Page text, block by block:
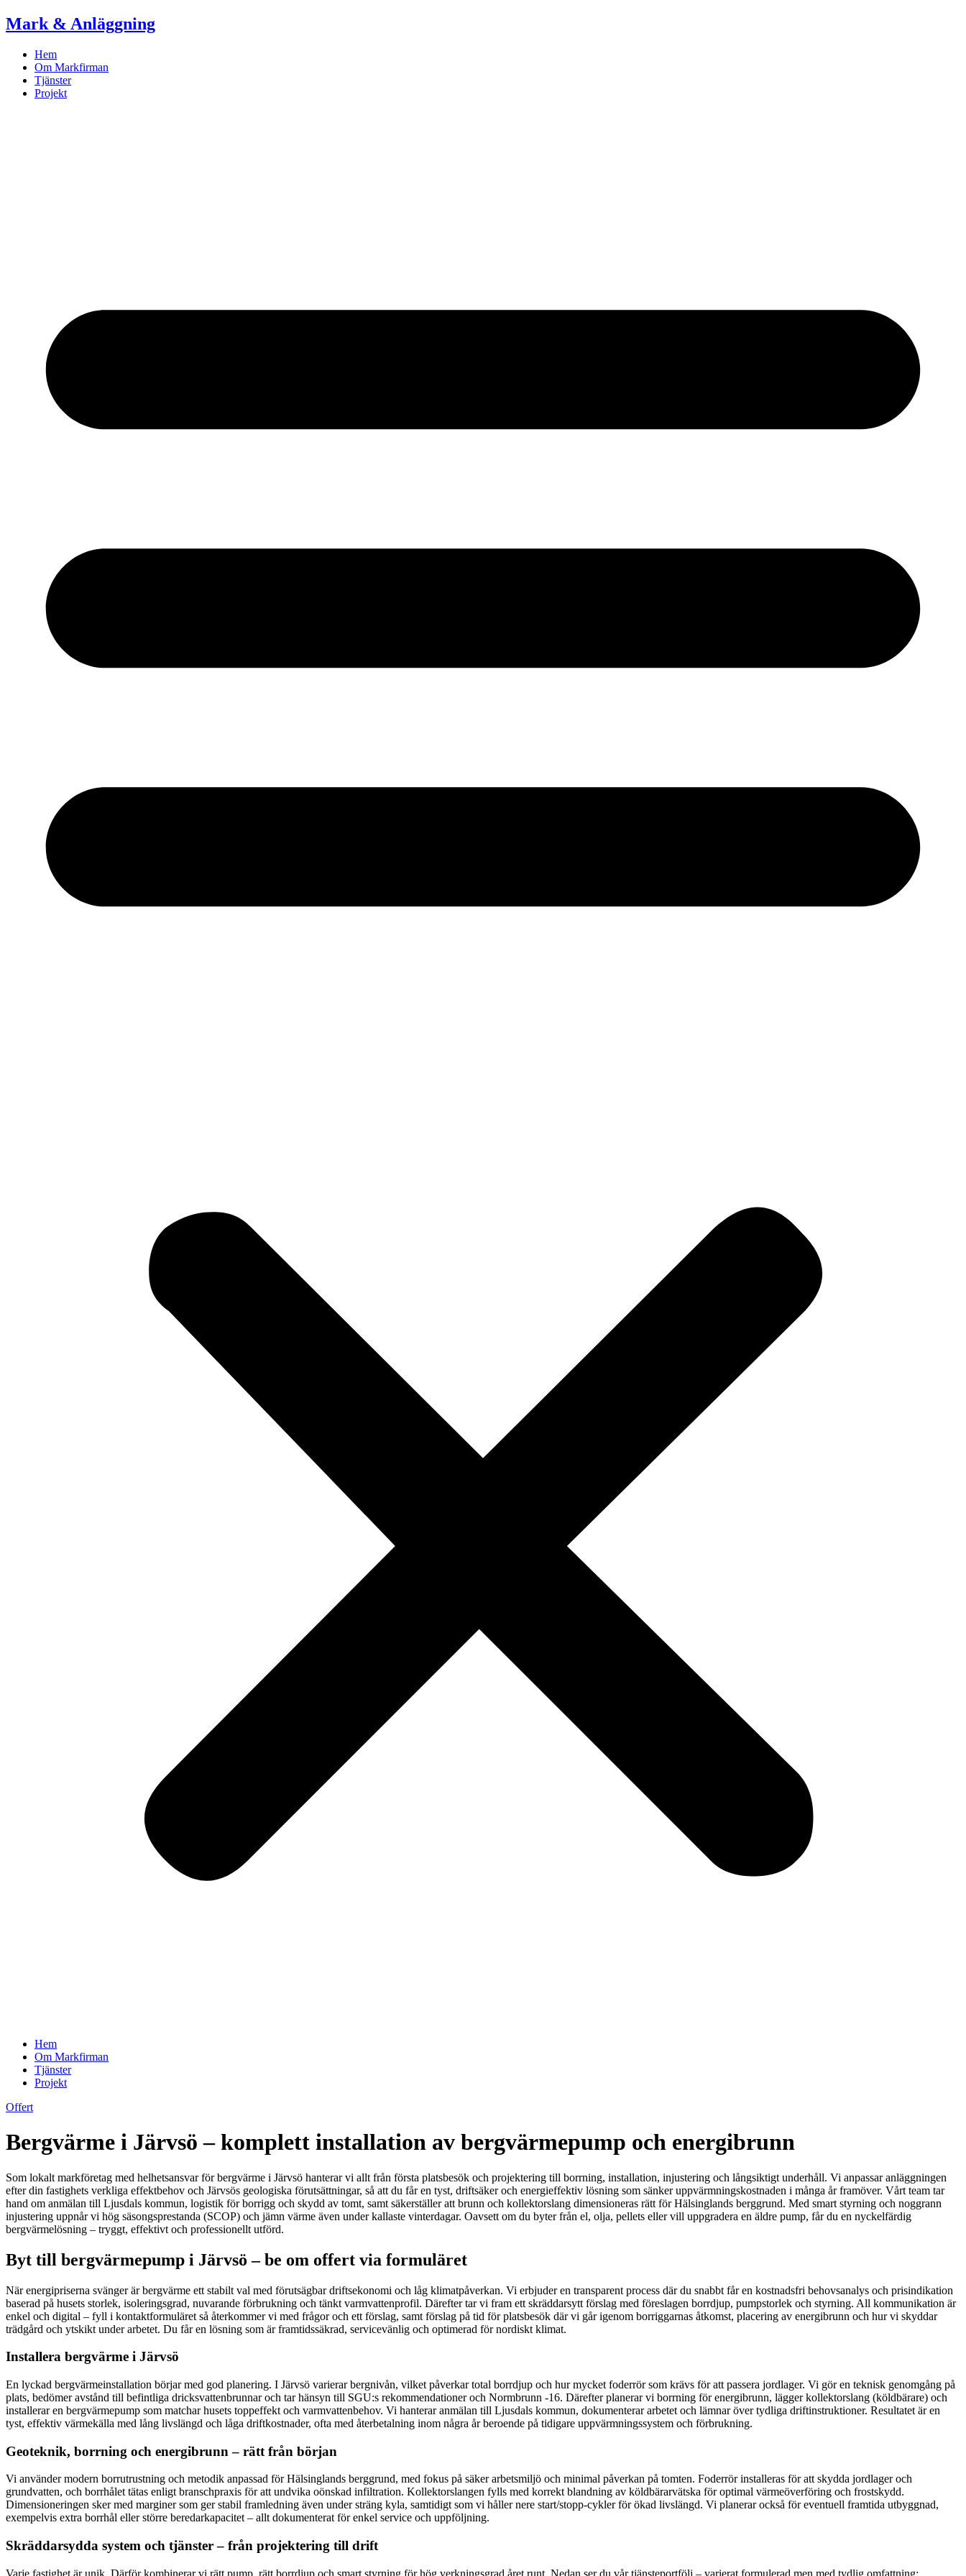
Skip
to
Mark & Anläggning
Hem
Om Markfirman
Tjänster
Projekt
Hem
Om Markfirman
Tjänster
Projekt
Offert
Bergvärme i Järvsö – komplett installation av bergvärmepump och energibrunn
Som lokalt markföretag med helhetsansvar för bergvärme i Järvsö hanterar vi allt från första platsbesök och projektering till borrning, installation, injustering och långsiktigt underhåll. Vi anpassar anläggningen
efter din fastighets verkliga effektbehov och Järvsös geologiska förutsättningar, så att du får en tyst, driftsäker och energieffektiv lösning som sänker uppvärmningskostnaden i många år framöver. Vårt team tar
hand om anmälan till Ljusdals kommun, logistik för borrigg och skydd av tomt, samt säkerställer att brunn och kollektorslang dimensioneras rätt för Hälsinglands berggrund. Med smart styrning och noggrann
injustering uppnår vi hög säsongsprestanda (SCOP) och jämn värme även under kallaste vinterdagar. Oavsett om du byter från el, olja, pellets eller vill uppgradera en äldre pump, får du en nyckelfärdig
bergvärmelösning – tryggt, effektivt och professionellt utförd.
Byt till bergvärmepump i Järvsö – be om offert via formuläret
När energipriserna svänger är bergvärme ett stabilt val med förutsägbar driftsekonomi och låg klimatpåverkan. Vi erbjuder en transparent process där du snabbt får en kostnadsfri behovsanalys och prisindikation
baserad på husets storlek, isoleringsgrad, nuvarande förbrukning och tänkt varmvattenprofil. Därefter tar vi fram ett skräddarsytt förslag med föreslagen borrdjup, pumpstorlek och styrning. All kommunikation är
enkel och digital – fyll i kontaktformuläret så återkommer vi med frågor och ett förslag, samt förslag på tid för platsbesök där vi går igenom borriggarnas åtkomst, placering av energibrunn och hur vi skyddar
trädgård och ytskikt under arbetet. Du får en lösning som är framtidssäkrad, servicevänlig och optimerad för nordiskt klimat.
Installera bergvärme i Järvsö
En lyckad bergvärmeinstallation börjar med god planering. I Järvsö varierar bergnivån, vilket påverkar total borrdjup och hur mycket foderrör som krävs för att passera jordlager. Vi gör en teknisk genomgång på
plats, bedömer avstånd till befintliga dricksvattenbrunnar och tar hänsyn till SGU:s rekommendationer och Normbrunn -16. Därefter planerar vi borrning för energibrunn, lägger kollektorslang (köldbärare) och
installerar en bergvärmepump som matchar husets toppeffekt och varmvattenbehov. Vi hanterar anmälan till Ljusdals kommun, dokumenterar arbetet och lämnar över tydliga driftinstruktioner. Resultatet är en
tyst, effektiv värmekälla med lång livslängd och låga driftkostnader, ofta med återbetalning inom några år beroende på tidigare uppvärmningssystem och förbrukning.
Geoteknik, borrning och energibrunn – rätt från början
Vi använder modern borrutrustning och metodik anpassad för Hälsinglands berggrund, med fokus på säker arbetsmiljö och minimal påverkan på tomten. Foderrör installeras för att skydda jordlager och
grundvatten, och borrhålet tätas enligt branschpraxis för att undvika oönskad infiltration. Kollektorslangen fylls med korrekt blandning av köldbärarvätska för optimal värmeöverföring och frostskydd.
Dimensioneringen sker med marginer som ger stabil framledning även under sträng kyla, samtidigt som vi håller nere start/stopp-cykler för ökad livslängd. Vi planerar också för eventuell framtida utbyggnad,
exempelvis extra borrhål eller större beredarkapacitet – allt dokumenterat för enkel service och uppföljning.
Skräddarsydda system och tjänster – från projektering till drift
Varje fastighet är unik. Därför kombinerar vi rätt pump, rätt borrdjup och smart styrning för hög verkningsgrad året runt. Nedan ser du vår tjänsteportfölj – varierat formulerad men med tydlig omfattning: